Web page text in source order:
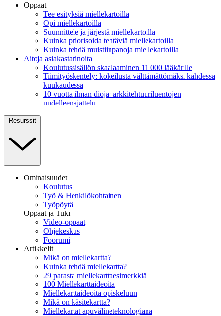
Oppaat
Tee esityksiä miellekartoilla
Opi miellekartoilla
Suunnittele ja järjestä miellekartoilla
Kuinka priorisoida tehtäviä miellekartoilla
Kuinka tehdä muistiinpanoja miellekartoilla
Aitoja asiakastarinoita
Koulutussisällön skaalaaminen 11 000 lääkärille
Tiimityöskentely: kokeilusta välttämättömäksi kahdessa
kuukaudessa
10 vuotta ilman dioja: arkkitehtuuriluentojen
uudelleenajattelu
Resurssit
Ominaisuudet
Koulutus
Työ & Henkilökohtainen
Työpöytä
Oppaat ja Tuki
Video-oppaat
Ohjekeskus
Foorumi
Artikkelit
Mikä on miellekartta?
Kuinka tehdä miellekartta?
29 parasta miellekarttaesimerkkiä
100 Miellekarttaideoita
Miellekarttaideoita opiskeluun
Mikä on käsitekartta?
Miellekartat apuvälineteknologiana